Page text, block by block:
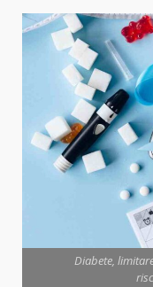
Diabete,